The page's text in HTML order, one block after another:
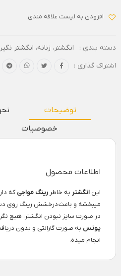
افزودن به لیست علاقه مندی
دسته بندی : انگشتر ، زنانه، انگشتر
اشتراک گذاری :
توضیحات
خصوصیات
اطلاعات محصول
این انگشتر به خاطر رینگ مواجی که
میبخشه و باعث درخشش رینگ روی
در صورت سایز نبودن انگشتر، هیچ
یونس به صورت گارانتی و بدون
انجام میده.